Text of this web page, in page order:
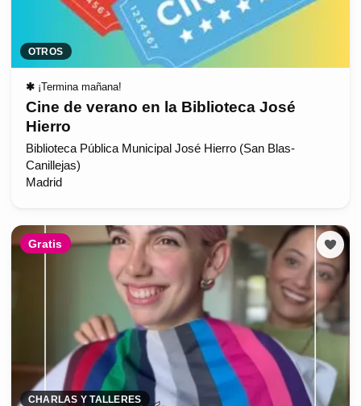
OTROS
✱ ¡Termina mañana!
Cine de verano en la Biblioteca José
Hierro
Biblioteca Pública Municipal José Hierro (San Blas-
Canillejas)
Madrid
Gratis
CHARLAS Y TALLERES